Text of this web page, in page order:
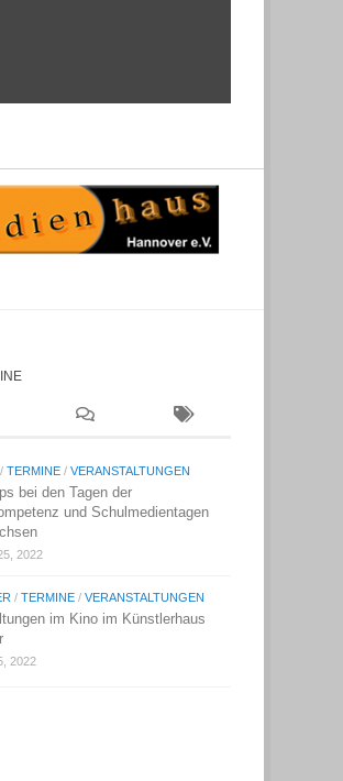
/TERMINE /VERANSTALTUNGEN
bei den Tagen der
und Schulmedientagen
2022
/TERMINE /VERANSTALTUNGEN
im Kino im Künstlerhaus
2022